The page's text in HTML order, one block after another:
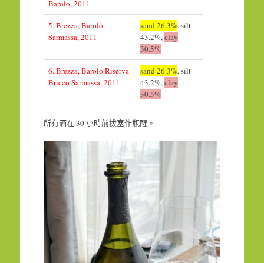
Barolo, 2011
5. Brezza, Barolo
Sarmassa, 2011
sand 26.3%, silt
43.2%,clay
30.5%
6. Brezza, Barolo Riserva
Bricco Sarmassa, 2011
sand 26.3%, silt
43.2%,clay
30.5%
所有酒在 30 小時前拔塞作瓶醒。